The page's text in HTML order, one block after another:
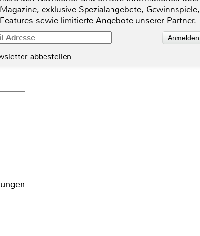
exklusive Spezialangebote, Gewinnspiele,
sowie limitierte Angebote unserer Partner.
abbestellen